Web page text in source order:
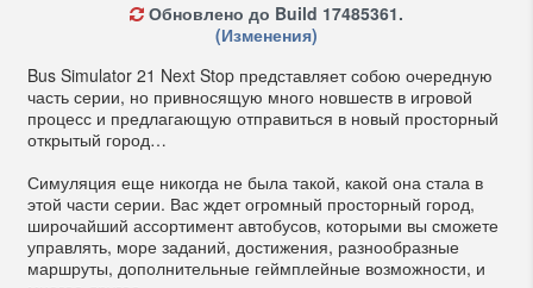
Обновлено до Build 17485361.
(Изменения)
Bus Simulator 21 Next Stop представляет собою очередную
часть серии, но привносящую много новшеств в игровой
процесс и предлагающую отправиться в новый просторный
открытый город…
Симуляция еще никогда не была такой, какой она стала в
этой части серии. Вас ждет огромный просторный город,
широчайший ассортимент автобусов, которыми вы сможете
управлять, море заданий, достижения, разнообразные
маршруты, дополнительные геймплейные возможности, и